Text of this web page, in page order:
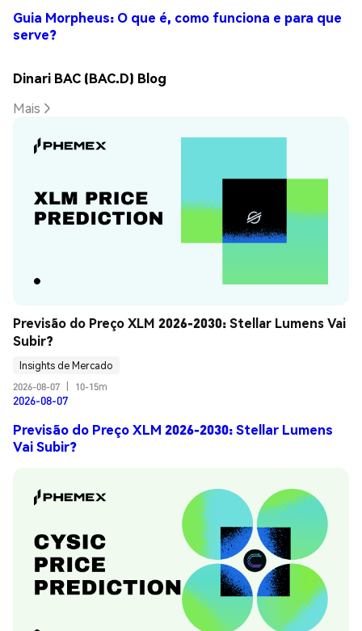
Guia Morpheus: O que é, como funciona e para que
serve?
Dinari BAC (BAC.D) Blog
Mais
Previsão do Preço XLM 2026-2030: Stellar Lumens Vai
Subir?
Insights de Mercado
2026-08-07
10-15m
2026-08-07
Previsão do Preço XLM 2026-2030: Stellar Lumens
Vai Subir?